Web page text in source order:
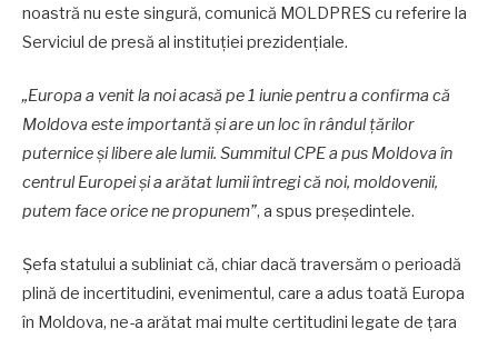
noastră nu este singură, comunică MOLDPRES cu referire la
Serviciul de presă al instituției prezidențiale.
„Europa a venit la noi acasă pe 1 iunie pentru a confirma că
Moldova este importantă și are un loc în rândul țărilor
puternice și libere ale lumii. Summitul CPE a pus Moldova în
centrul Europei și a arătat lumii întregi că noi, moldovenii,
putem face orice ne propunem”, a spus președintele.
Șefa statului a subliniat că, chiar dacă traversăm o perioadă
plină de incertitudini, evenimentul, care a adus toată Europa
în Moldova, ne-a arătat mai multe certitudini legate de țara